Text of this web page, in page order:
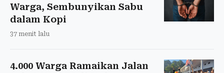
Warga, Sembunyikan Sabu
dalam Kopi
37 menit lalu
4.000 Warga Ramaikan Jalan